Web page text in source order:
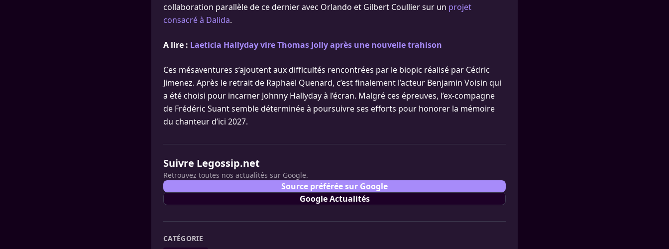
collaboration parallèle de ce dernier avec Orlando et Gilbert Coullier sur un projet
consacré à Dalida.
A lire : Laeticia Hallyday vire Thomas Jolly après une nouvelle trahison
Ces mésaventures s’ajoutent aux difficultés rencontrées par le biopic réalisé par Cédric
Jimenez. Après le retrait de Raphaël Quenard, c’est finalement l’acteur Benjamin Voisin qui
a été choisi pour incarner Johnny Hallyday à l’écran. Malgré ces épreuves, l’ex-compagne
de Frédéric Suant semble déterminée à poursuivre ses efforts pour honorer la mémoire
du chanteur d’ici 2027.
Suivre Legossip.net
Retrouvez toutes nos actualités sur Google.
Source préférée sur Google
Google Actualités
CATÉGORIE